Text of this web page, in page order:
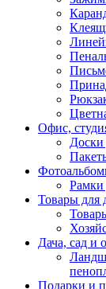
Офис,
Рамки
Товары для
Дача, сад и
Подарки и